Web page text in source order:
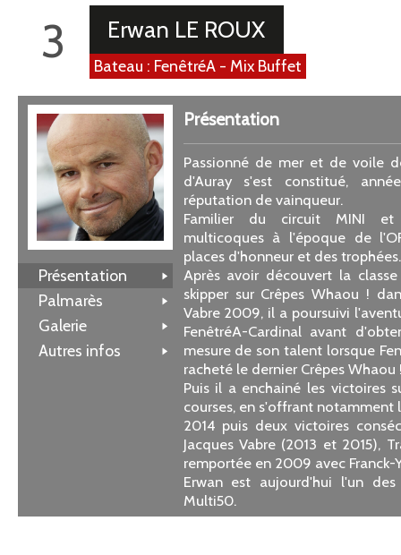
Erwan LE ROUX
Bateau : FenêtréA - Mix Buffet
3
Présentation
Passionné de mer et de voile
d'Auray s'est constitué,
réputation de vainqueur.
Familier du circuit MINI et
multicoques à l'époque de
places d'honneur et des trophées.
Après avoir découvert la
skipper sur Crêpes Whaou !
Vabre 2009, il a poursuivi
FenêtréA-Cardinal avant
mesure de son talent lorsque
racheté le dernier Crêpes Whaou
Puis il a enchainé les victoires
courses, en s'offrant notamment
2014 puis deux victoires
Jacques Vabre (2013 et 2015),
remportée en 2009 avec Franck-
Erwan est aujourd'hui l'un
Multi50.
Présentation
Palmarès
Galerie
Autres infos